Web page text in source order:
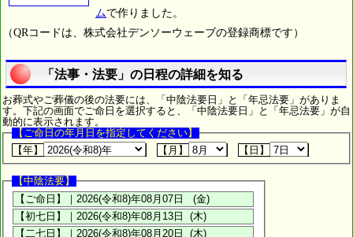
ムで作りました。
（QRコードは、株式会社デンソーウェーブの登録商標です）
「法事・法要」の日程の詳細を知る
お葬式やご葬儀の後の法要には、「中陰法要日」と「年忌法要」がありま
す。下記の画面でご命日を選択すると、「中陰法要日」と「年忌法要」が自
動的に表示されます。
【ご命日の年月日を指定してください】
【年】
【月】 【日】
【中陰法要】